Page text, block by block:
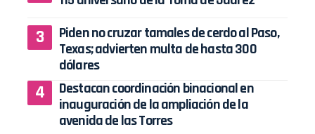
Piden no cruzar tamales de cerdo al Paso,
Texas; advierten multa de hasta 300
dólares
Destacan coordinación binacional en
inauguración de la ampliación de la
avenida de las Torres